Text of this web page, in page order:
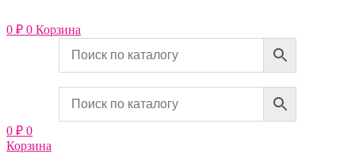
к
содержимому
0 ₽ 0 Корзина
0 ₽ 0
Корзина